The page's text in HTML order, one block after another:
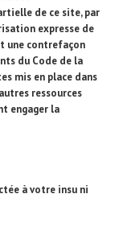
de ce site, par
expresse de
une contrefaçon
du Code de la
mis en place dans
ressources
engager la
à votre insu ni